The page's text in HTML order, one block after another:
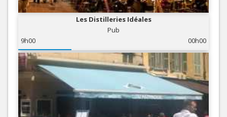
Les Distilleries Idéales
Pub
9h00
00h00